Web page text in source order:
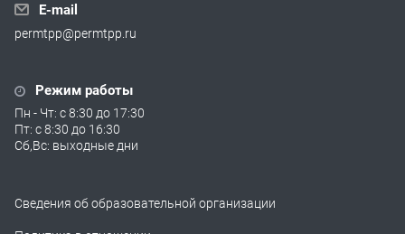
E-mail
permtpp@permtpp.ru
Режим работы
Пн - Чт: с 8:30 до 17:30
Пт: с 8:30 до 16:30
Сб,Вс: выходные дни
Сведения об образовательной организации